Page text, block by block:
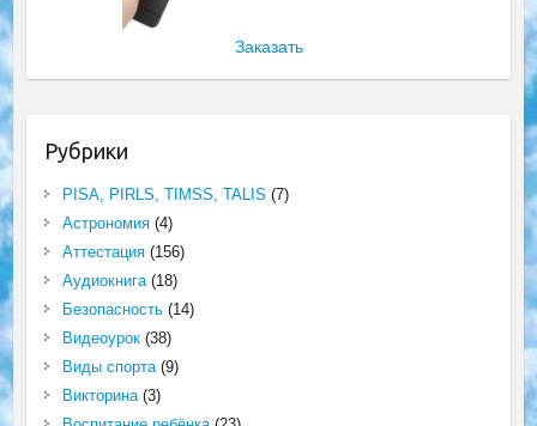
Заказать
Рубрики
PISA, PIRLS, TIMSS, TALIS (7)
Астрономия(4)
Аттестация(156)
Аудиокнига(18)
Безопасность(14)
Видеоурок(38)
Виды спорта(9)
Викторина(3)